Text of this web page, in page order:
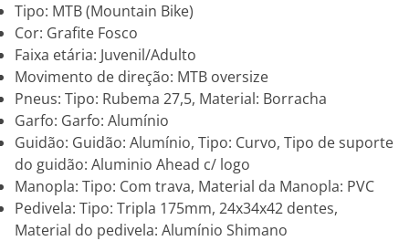
Tipo: MTB (Mountain Bike)
Cor: Grafite Fosco
Faixa etária: Juvenil/Adulto
Movimento de direção: MTB oversize
Pneus: Tipo: Rubema 27,5, Material: Borracha
Garfo: Garfo: Alumínio
Guidão: Guidão: Alumínio, Tipo: Curvo, Tipo de suporte
do guidão: Aluminio Ahead c/ logo
Manopla: Tipo: Com trava, Material da Manopla: PVC
Pedivela: Tipo: Tripla 175mm, 24x34x42 dentes,
Material do pedivela: Alumínio Shimano